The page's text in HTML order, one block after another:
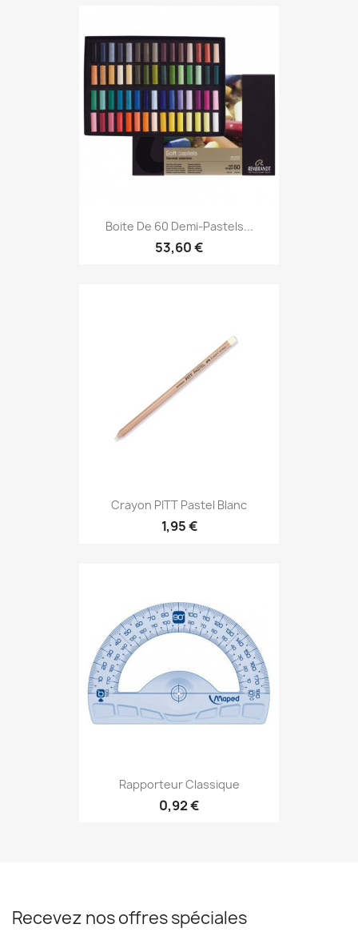
Boite De 60 Demi-Pastels...
53,60 €
Crayon PITT Pastel Blanc
1,95 €
Rapporteur Classique
0,92 €
Recevez nos offres spéciales